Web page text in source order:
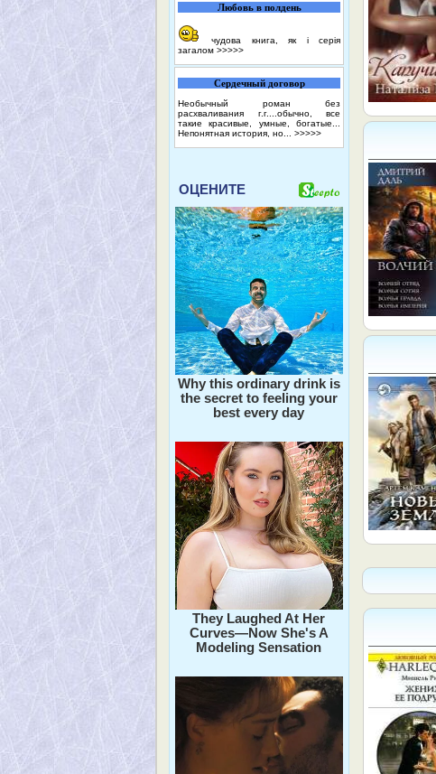
Любовь в полдень
чудова книга, як і серія
загалом >>>>>
Сердечный договор
Необычный роман без
расхваливания г.г....обычно, все
такие красивые, умные, богатые...
Непонятная история, но... >>>>>
ОЦЕНИТЕ
Why this ordinary drink is
the secret to feeling your
best every day
They Laughed At Her
Curves—Now She's A
Modeling Sensation